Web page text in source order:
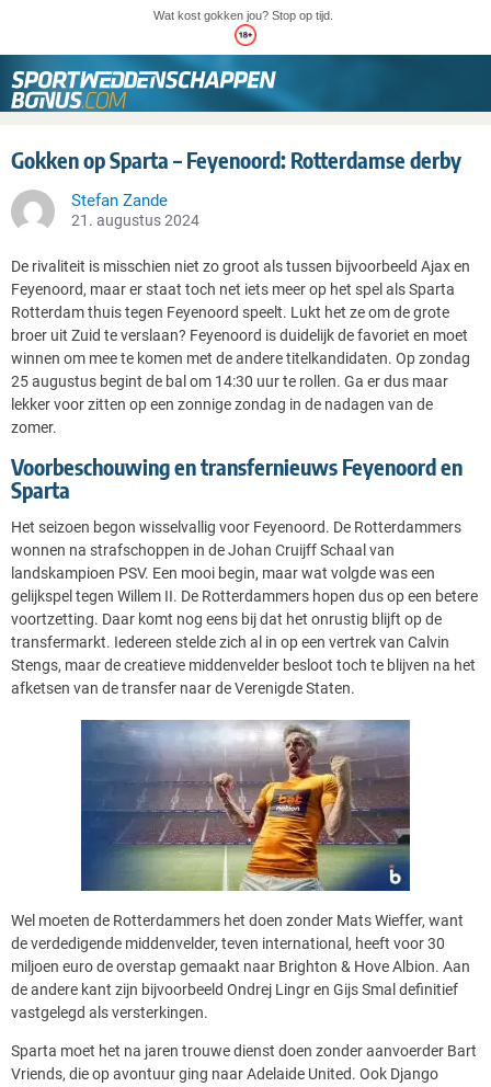
Wat kost gokken jou? Stop op tijd.
Gokken op Sparta – Feyenoord: Rotterdamse derby
Stefan Zande
21. augustus 2024
De rivaliteit is misschien niet zo groot als tussen bijvoorbeeld Ajax en
Feyenoord, maar er staat toch net iets meer op het spel als Sparta
Rotterdam thuis tegen Feyenoord speelt. Lukt het ze om de grote
broer uit Zuid te verslaan? Feyenoord is duidelijk de favoriet en moet
winnen om mee te komen met de andere titelkandidaten. Op zondag
25 augustus begint de bal om 14:30 uur te rollen. Ga er dus maar
lekker voor zitten op een zonnige zondag in de nadagen van de
zomer.
Voorbeschouwing en transfernieuws Feyenoord en
Sparta
Het seizoen begon wisselvallig voor Feyenoord. De Rotterdammers
wonnen na strafschoppen in de Johan Cruijff Schaal van
landskampioen PSV. Een mooi begin, maar wat volgde was een
gelijkspel tegen Willem II. De Rotterdammers hopen dus op een betere
voortzetting. Daar komt nog eens bij dat het onrustig blijft op de
transfermarkt. Iedereen stelde zich al in op een vertrek van Calvin
Stengs, maar de creatieve middenvelder besloot toch te blijven na het
afketsen van de transfer naar de Verenigde Staten.
Wel moeten de Rotterdammers het doen zonder Mats Wieffer, want
de verdedigende middenvelder, teven international, heeft voor 30
miljoen euro de overstap gemaakt naar Brighton & Hove Albion. Aan
de andere kant zijn bijvoorbeeld Ondrej Lingr en Gijs Smal definitief
vastgelegd als versterkingen.
Sparta moet het na jaren trouwe dienst doen zonder aanvoerder Bart
Vriends, die op avontuur ging naar Adelaide United. Ook Django